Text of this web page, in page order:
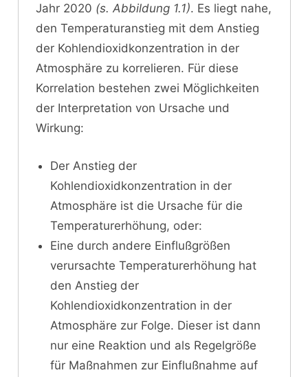
Jahr 2020 (s. Abbildung 1.1). Es liegt nahe,
den Temperaturanstieg mit dem Anstieg
der Kohlendioxidkonzentration in der
Atmosphäre zu korrelieren. Für diese
Korrelation bestehen zwei Möglichkeiten
der Interpretation von Ursache und
Wirkung:
Der Anstieg der
Kohlendioxidkonzentration in der
Atmosphäre ist die Ursache für die
Temperaturerhöhung, oder:
Eine durch andere Einflußgrößen
verursachte Temperaturerhöhung hat
den Anstieg der
Kohlendioxidkonzentration in der
Atmosphäre zur Folge. Dieser ist dann
nur eine Reaktion und als Regelgröße
für Maßnahmen zur Einflußnahme auf